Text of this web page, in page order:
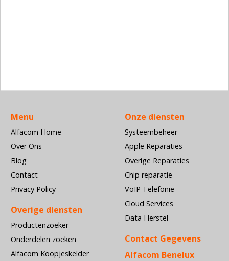
Menu
Alfacom Home
Over Ons
Blog
Contact
Privacy Policy
Onze diensten
Systeembeheer
Apple Reparaties
Overige Reparaties
Chip reparatie
VoIP Telefonie
Cloud Services
Data Herstel
Overige diensten
Productenzoeker
Onderdelen zoeken
Alfacom Koopjeskelder
Contact Gegevens
Alfacom Benelux